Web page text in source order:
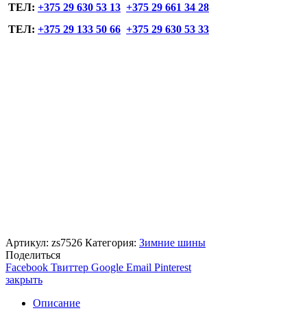
ТЕЛ: +375 29 630 53 13 +375 29 661 34 28
ТЕЛ: +375 29 133 50 66 +375 29 630 53 33
Артикул: zs7526 Категория: Зимние шины
Поделиться
Facebook Твиттер Google Email Pinterest
закрыть
Описание